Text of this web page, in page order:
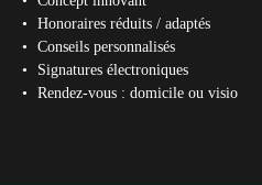
Honoraires réduits / adaptés
Conseils personnalisés
Signatures électroniques
Rendez-vous : domicile ou visio